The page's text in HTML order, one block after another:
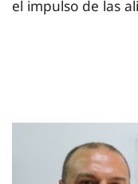
el impulso de las